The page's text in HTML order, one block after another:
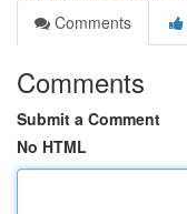
Comments
Comments
Submit a Comment
No HTML